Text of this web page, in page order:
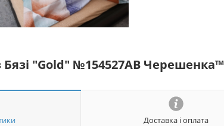
Бязі "Gold" №154527AB Черешенка™
Доставка і оплата